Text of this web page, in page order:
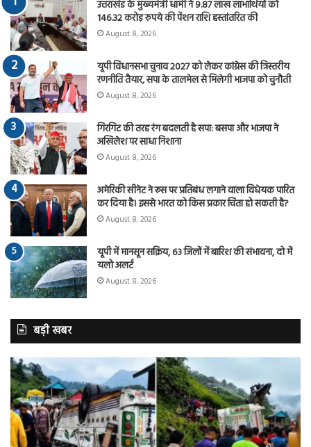
उत्तराखंड के मुख्यमंत्री धामी ने 9.87 लाख लाभार्थियों को
146.32 करोड़ रुपये की पेंशन राशि हस्तांतरित की
August 8, 2026
यूपी विधानसभा चुनाव 2027 को लेकर कांग्रेस की त्रिस्तरीय
रणनीति तैयार, सपा के तालमेल से मिलेगी भाजपा को चुनौती
August 8, 2026
गिरगिट की तरह रंग बदलती है सपा: बसपा और भाजपा ने
अखिलेश पर साधा निशाना
August 8, 2026
अमेरिकी सीनेट ने रूस पर प्रतिबंध लगाने वाला विधेयक पारित
कर दिया है। इससे भारत को किस प्रकार चिंता हो सकती है?
August 8, 2026
यूपी में मानसून सक्रिय, 63 जिलों में बारिश की संभावना, दो में
यलो अलर्ट
August 8, 2026
बड़ी खबर